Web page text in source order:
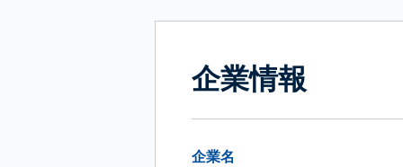
企業情報
企業名